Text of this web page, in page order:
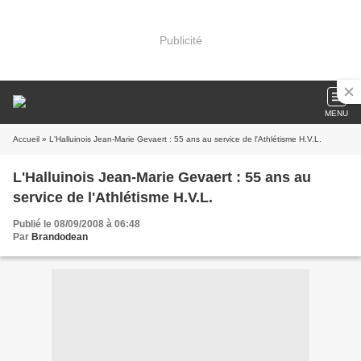
Publicité
MENU
Accueil » L'Halluinois Jean-Marie Gevaert : 55 ans au service de l'Athlétisme H.V.L.
L'Halluinois Jean-Marie Gevaert : 55 ans au
service de l'Athlétisme H.V.L.
Publié le 08/09/2008 à 06:48
Par Brandodean